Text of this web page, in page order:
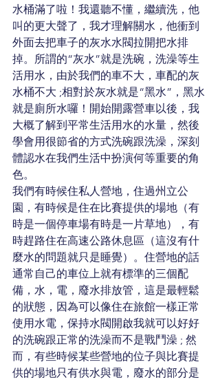
水桶滿了啦！我還聽不懂，繼續洗，他
叫的更大聲了，我才理解關水，他衝到
外面去把車子的灰水水閥拉開把水排
掉。所謂的“灰水”就是洗碗，洗澡等生
活用水，由於我們的車不大，車配的灰
水桶不大 ;相對於灰水就是“黑水”，黑水
就是廁所水囉！開始開露營車以後，我
大概了解到平常生活用水的水量，然後
學會用很節省的方式洗碗跟洗澡，深刻
體認水在我們生活中扮演何等重要的角
色。
我們有時候住私人營地，住過州立公
園，有時候是住在比賽提供的場地（有
時是一個停車場有時是一片草地），有
時趕路住在高速公路休息區（這沒有什
麼水的問題就只是睡覺）。住營地的話
通常自己的車位上就有標準的三個配
備，水，電，廢水排放管，這是最輕鬆
的狀態，因為可以像住在旅館一樣正常
使用水電，保持水閥開啟我就可以好好
的洗碗跟正常的洗澡而不是戰鬥澡 ; 然
而，有些時候某些營地的位子與比賽提
供的場地只有供水與電，廢水的部分是